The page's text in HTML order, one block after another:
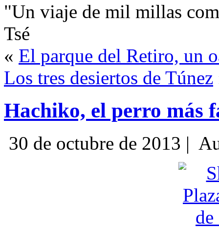
"Un viaje de mil millas
Tsé
« El parque del Retiro, un
Los tres desiertos de Túnez
Hachiko, el perro más
30 de octubre de 2013 |